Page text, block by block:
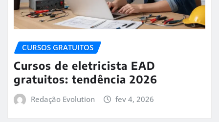
CURSOS GRATUITOS
Cursos de eletricista EAD
gratuitos: tendência 2026
Redação Evolution fev 4, 2026